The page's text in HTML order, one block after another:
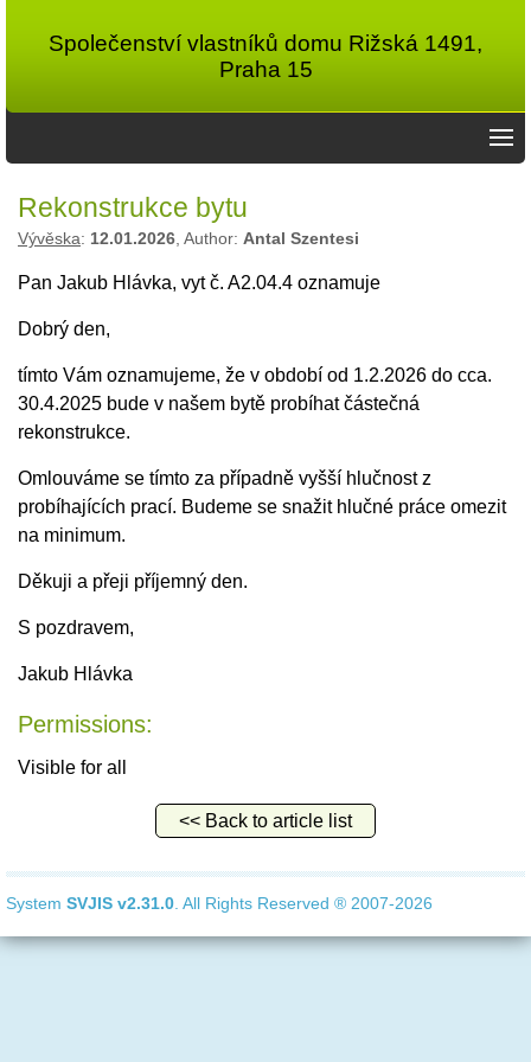
Společenství vlastníků domu Rižská 1491,
Praha 15
Rekonstrukce bytu
Vývěska: 12.01.2026, Author: Antal Szentesi
Pan Jakub Hlávka, vyt č. A2.04.4 oznamuje
Dobrý den,
tímto Vám oznamujeme, že v období od 1.2.2026 do cca.
30.4.2025 bude v našem bytě probíhat částečná
rekonstrukce.
Omlouváme se tímto za případně vyšší hlučnost z
probíhajících prací. Budeme se snažit hlučné práce omezit
na minimum.
Děkuji a přeji příjemný den.
S pozdravem,
Jakub Hlávka
Permissions:
Visible for all
<< Back to article list
System SVJIS v2.31.0. All Rights Reserved ® 2007-2026